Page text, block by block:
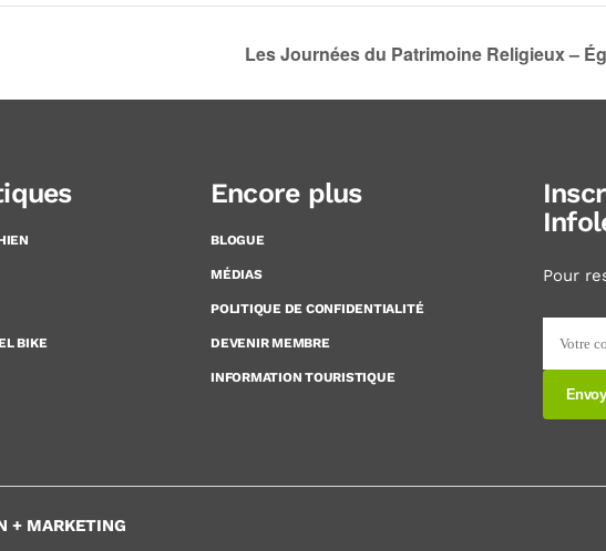
Les Journées du Patrimoine Religieux –
BIKE
Encore plus
BLOGUE
MÉDIAS
POLITIQUE DE CONFIDENTIALITÉ
DEVENIR MEMBRE
INFORMATION TOURISTIQUE
Pour
+ MARKETING